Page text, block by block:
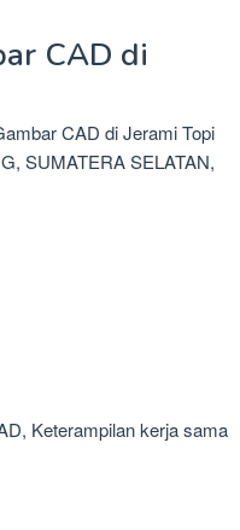
CAD di
CAD di Jerami Topi
SUMATERA SELATAN,
Keterampilan kerja sama